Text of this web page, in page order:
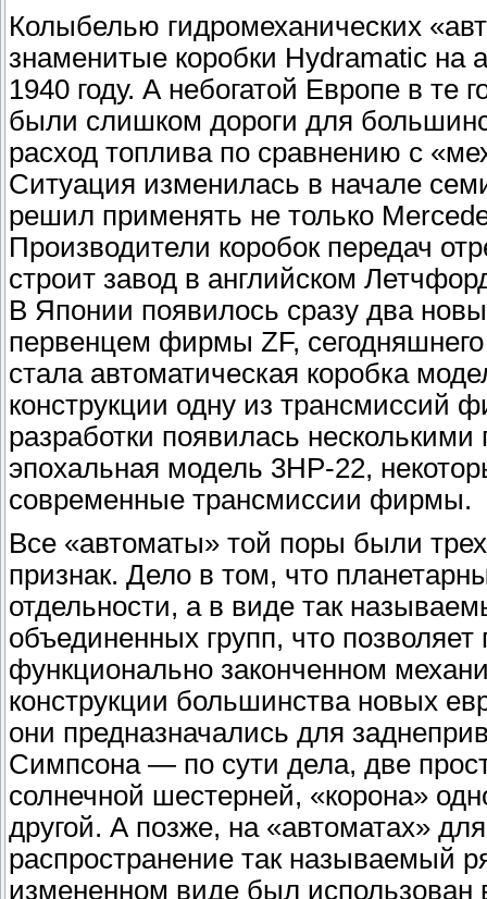
Колыбелью гидромеханических
знаменитые коробки Hydrаmatic
1940 году. А небогатой Европе в
были слишком дороги для
расход топлива по сравнению с
Ситуация изменилась в начале
решил применять не только
Производители коробок передач
строит завод в английском
В Японии появилось сразу два
первенцем фирмы ZF,
стала автоматическая коробка
конструкции одну из трансмиссий
разработки появилась
эпохальная модель 3НР-22,
современные трансмиссии фирмы.
Все «автоматы» той поры были
признак. Дело в том, что
отдельности, а в виде так
объединенных групп, что
функционально законченном
конструкции большинства новых
они предназначались для
Симпсона — по сути дела, две
солнечной шестерней, «корона»
другой. А позже, на «автоматах»
распространение так называемый
измененном виде был использован